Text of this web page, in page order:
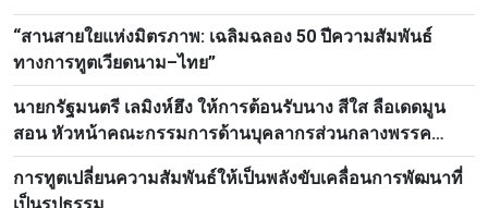
“สานสายใยแห่งมิตรภาพ: เฉลิมฉลอง 50 ปีความสัมพันธ์
ทางการทูตเวียดนาม–ไทย”
นายกรัฐมนตรี เลมิงห์ฮึง ให้การต้อนรับนาง สีใส ลือเดดมูน
สอน หัวหน้าคณะกรรมการด้านบุคลากรส่วนกลางพรรค
ประชาชนปฏิวัติลาว
การทูตเปลี่ยนความสัมพันธ์ให้เป็นพลังขับเคลื่อนการพัฒนาที่
เป็นรูปธรรม